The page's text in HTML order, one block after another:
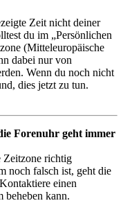
Zeit nicht deiner
du im „Persönlichen
(Mitteleuropäische
dabei nur von
Wenn du noch nicht
dies jetzt zu tun.
Forenuhr geht immer
Zeitzone richtig
noch falsch ist, geht die
einen
beheben kann.